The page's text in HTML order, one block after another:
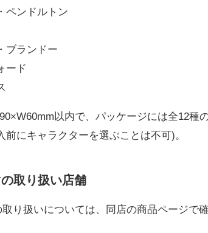
ペンドルトン
ブランドー
ード
以内で、パッケージには全12種
前にキャラクターを選ぶことは不可)。
取り扱い店舗
り扱いについては、同店の商品ページで確